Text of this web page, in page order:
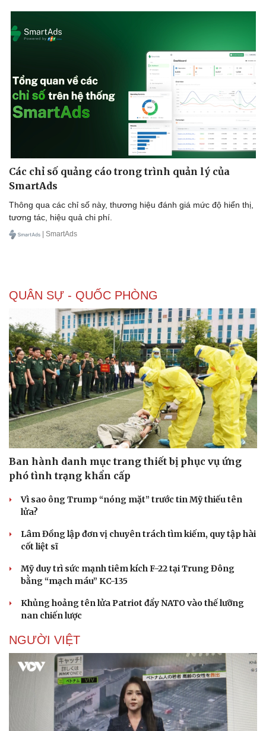
Văn hóa
Sân khấu - Điện ảnh
Văn học
Âm nhạc
Di sản
Giải trí
Nghệ sĩ
Thời trang
Sao Việt
Các chỉ số quảng cáo trong trình quản lý của
SmartAds
Thông qua các chỉ số này, thương hiệu đánh giá mức độ hiển thị,
tương tác, hiệu quả chi phí.
| SmartAds
QUÂN SỰ - QUỐC PHÒNG
Ban hành danh mục trang thiết bị phục vụ ứng
phó tình trạng khẩn cấp
Vì sao ông Trump “nóng mặt” trước tin Mỹ thiếu tên
lửa?
Lâm Đồng lập đơn vị chuyên trách tìm kiếm, quy tập hài
cốt liệt sĩ
Mỹ duy trì sức mạnh tiêm kích F-22 tại Trung Đông
bằng “mạch máu” KC-135
Khủng hoảng tên lửa Patriot đẩy NATO vào thế lưỡng
nan chiến lược
NGƯỜI VIỆT